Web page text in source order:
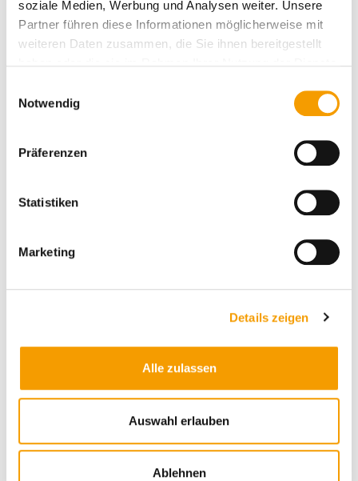
soziale Medien, Werbung und Analysen weiter. Unsere
Partner führen diese Informationen möglicherweise mit
weiteren Daten zusammen, die Sie ihnen bereitgestellt
Notwendig
Präferenzen
Statistiken
Marketing
Details zeigen
Alle zulassen
Auswahl erlauben
Ablehnen